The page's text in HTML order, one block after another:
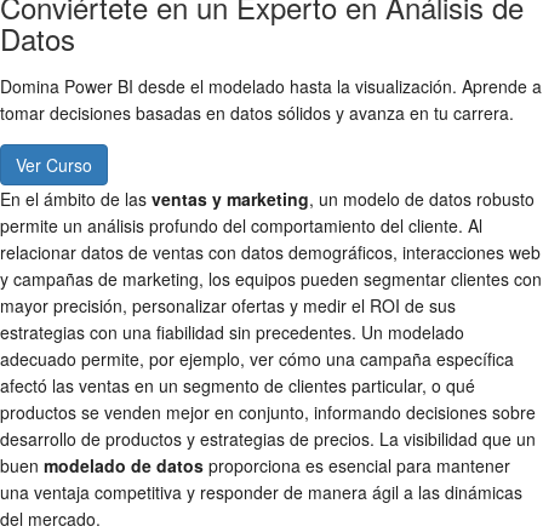
Datos
Domina Power BI desde el modelado hasta la visualización. Aprende a
tomar decisiones basadas en datos sólidos y avanza en tu carrera.
Ver Curso
En el ámbito de las ventas y marketing, un modelo de datos robusto
permite un análisis profundo del comportamiento del cliente. Al
relacionar datos de ventas con datos demográficos, interacciones web
y campañas de marketing, los equipos pueden segmentar clientes con
mayor precisión, personalizar ofertas y medir el ROI de sus
estrategias con una fiabilidad sin precedentes. Un modelado
adecuado permite, por ejemplo, ver cómo una campaña específica
afectó las ventas en un segmento de clientes particular, o qué
productos se venden mejor en conjunto, informando decisiones sobre
desarrollo de productos y estrategias de precios. La visibilidad que un
buen modelado de datos proporciona es esencial para mantener
una ventaja competitiva y responder de manera ágil a las dinámicas
del mercado.